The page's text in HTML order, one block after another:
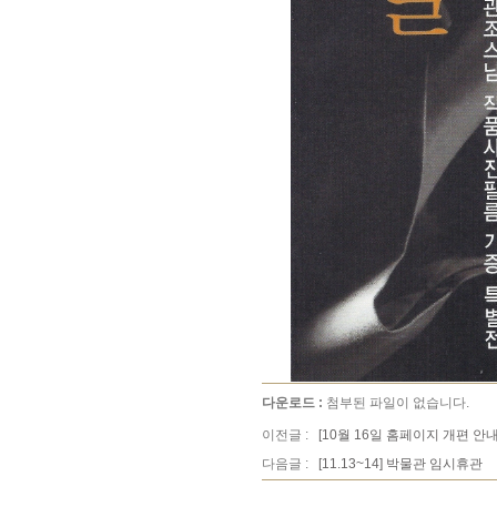
다운로드 : 첨부된 파일이 없습니다.
이전글 :
[10월 16일 홈페이지 개편 안
다음글 :
[11.13~14] 박물관 임시휴관